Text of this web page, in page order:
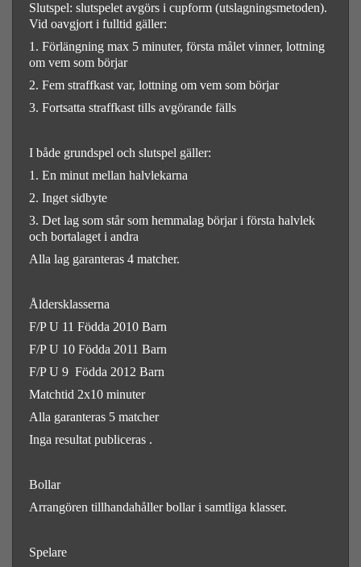
Slutspel: slutspelet avgörs i cupform (utslagningsmetoden).
Vid oavgjort i fulltid gäller:
1. Förlängning max 5 minuter, första målet vinner, lottning
om vem som börjar
2. Fem straffkast var, lottning om vem som börjar
3. Fortsatta straffkast tills avgörande fälls
I både grundspel och slutspel gäller:
1. En minut mellan halvlekarna
2. Inget sidbyte
3. Det lag som står som hemmalag börjar i första halvlek
och bortalaget i andra
Alla lag garanteras 4 matcher.
Åldersklasserna
F/P U 11 Födda 2010 Barn
F/P U 10 Födda 2011 Barn
F/P U 9 Födda 2012 Barn
Matchtid 2x10 minuter
Alla garanteras 5 matcher
Inga resultat publiceras .
Bollar
Arrangören tillhandahåller bollar i samtliga klasser.
Spelare